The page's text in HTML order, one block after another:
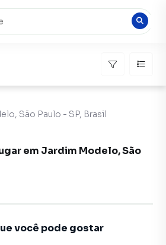
São Paulo - SP, Brasil
em Jardim Modelo, São
você pode gostar